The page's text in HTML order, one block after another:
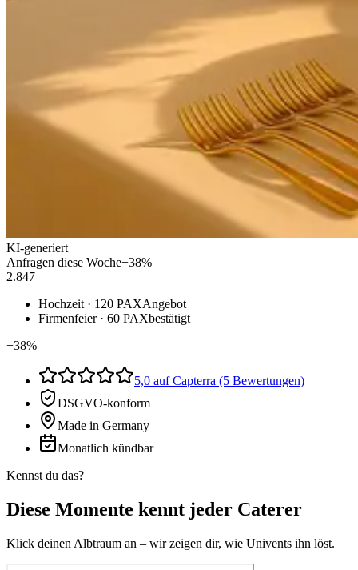
KI-generiert
Anfragen diese Woche+38%
2.847
Hochzeit · 120 PAXAngebot
Firmenfeier · 60 PAXbestätigt
+38%
5,0 auf Capterra (5 Bewertungen)
DSGVO-konform
Made in Germany
Monatlich kündbar
Kennst du das?
Diese Momente kennt jeder Caterer
Klick deinen Albtraum an – wir zeigen dir, wie Univents ihn löst.